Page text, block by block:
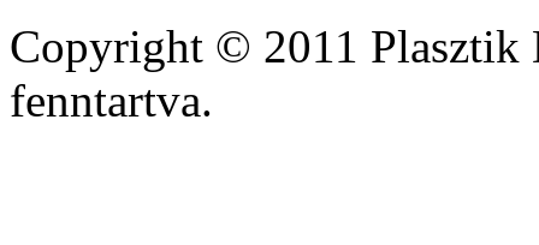
Copyright © 2011
fenntartva.